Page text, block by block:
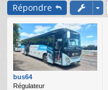
ci
s
Répondre
bus64
Régulateur